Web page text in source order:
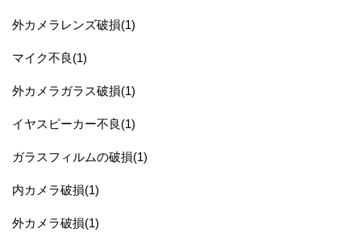
外カメラレンズ破損(1)
マイク不良(1)
外カメラガラス破損(1)
イヤスピーカー不良(1)
ガラスフィルムの破損(1)
内カメラ破損(1)
外カメラ破損(1)